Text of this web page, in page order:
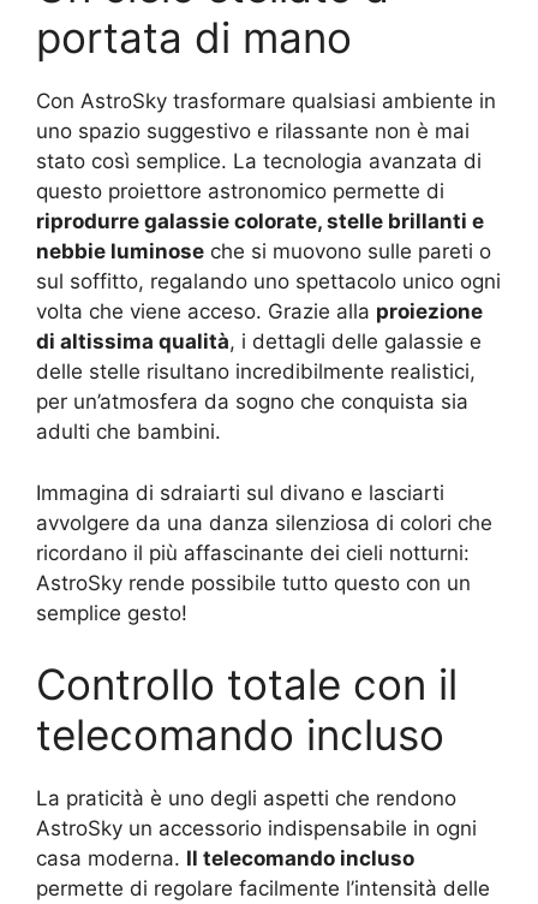
portata di mano
Con AstroSky trasformare qualsiasi ambiente in
uno spazio suggestivo e rilassante non è mai
stato così semplice. La tecnologia avanzata di
questo proiettore astronomico permette di
riprodurre galassie colorate, stelle brillanti e
nebbie luminose che si muovono sulle pareti o
sul soffitto, regalando uno spettacolo unico ogni
volta che viene acceso. Grazie alla proiezione
di altissima qualità, i dettagli delle galassie e
delle stelle risultano incredibilmente realistici,
per un’atmosfera da sogno che conquista sia
adulti che bambini.
Immagina di sdraiarti sul divano e lasciarti
avvolgere da una danza silenziosa di colori che
ricordano il più affascinante dei cieli notturni:
AstroSky rende possibile tutto questo con un
semplice gesto!
Controllo totale con il
telecomando incluso
La praticità è uno degli aspetti che rendono
AstroSky un accessorio indispensabile in ogni
casa moderna. Il telecomando incluso
permette di regolare facilmente l’intensità delle